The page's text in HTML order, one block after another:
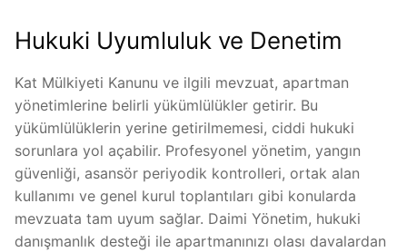
Hukuki Uyumluluk ve Denetim
Kat Mülkiyeti Kanunu ve ilgili mevzuat, apartman
yönetimlerine belirli yükümlülükler getirir. Bu
yükümlülüklerin yerine getirilmemesi, ciddi hukuki
sorunlara yol açabilir. Profesyonel yönetim, yangın
güvenliği, asansör periyodik kontrolleri, ortak alan
kullanımı ve genel kurul toplantıları gibi konularda
mevzuata tam uyum sağlar. Daimi Yönetim, hukuki
danışmanlık desteği ile apartmanınızı olası davalardan